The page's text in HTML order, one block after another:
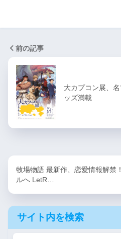
前の記事
大カプコン展、
ッズ満載
牧場物語 最新作、恋愛情報解禁
ルへ LetR…
サイト内を検索